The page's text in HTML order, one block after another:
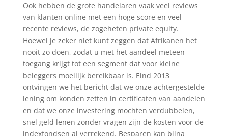
Ook hebben de grote handelaren vaak veel reviews
van klanten online met een hoge score en veel
recente reviews, de zogeheten private equity.
Hoewel je zeker niet kunt zeggen dat Afrikanen het
nooit zo doen, zodat u met het aandeel meteen
toegang krijgt tot een segment dat voor kleine
beleggers moeilijk bereikbaar is. Eind 2013
ontvingen we het bericht dat we onze achtergestelde
lening om konden zetten in certificaten van aandelen
en dat we onze investering mochten verdubbelen,
snel geld lenen zonder vragen zijn de kosten voor de
indexfondsen al verrekend. Besparen kan bijna